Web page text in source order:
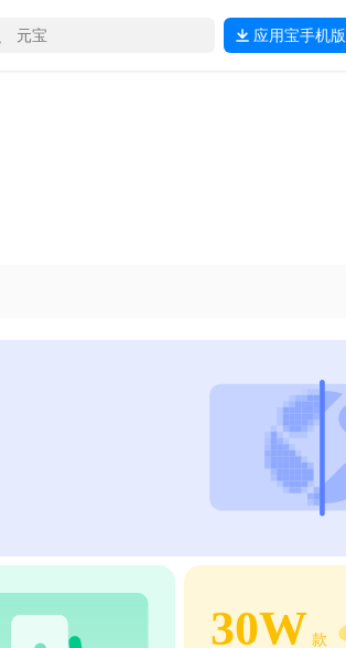
应用宝手机版
30W 款